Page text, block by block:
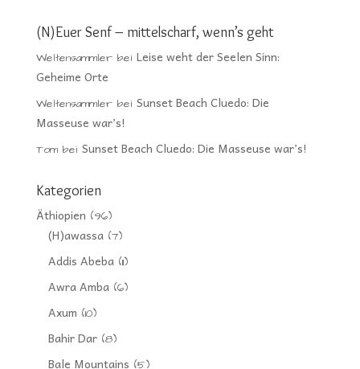
(N)Euer Senf – mittelscharf, wenn’s geht
Weltensammlerbei Leise weht der Seelen Sinn:
Geheime Orte
Weltensammlerbei Sunset Beach Cluedo: Die
Masseuse war’s!
Tombei Sunset Beach Cluedo: Die Masseuse war’s!
Kategorien
Äthiopien (96)
(H)awassa(7)
Addis Abeba(11)
Awra Amba(6)
Axum (10)
Bahir Dar(8)
Bale Mountains (5)